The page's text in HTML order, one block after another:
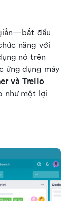
đầu
năng với
nó trên
ứng dụng máy
và Trello
như một lợi